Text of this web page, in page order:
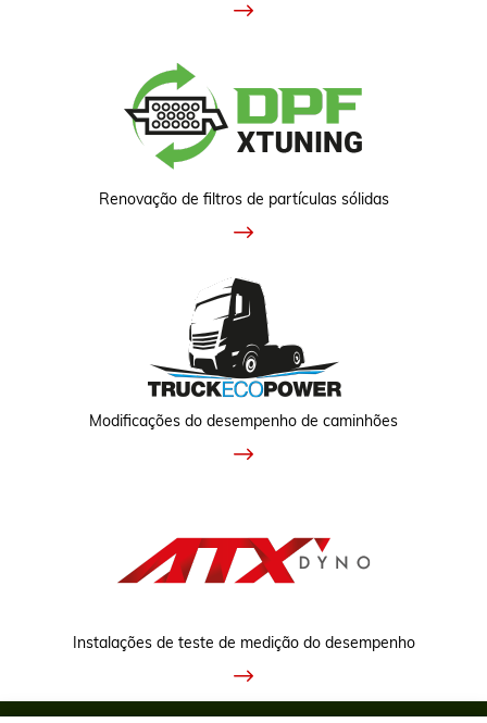
Renovação de filtros de partículas sólidas
Modificações do desempenho de caminhões
Instalações de teste de medição do desempenho